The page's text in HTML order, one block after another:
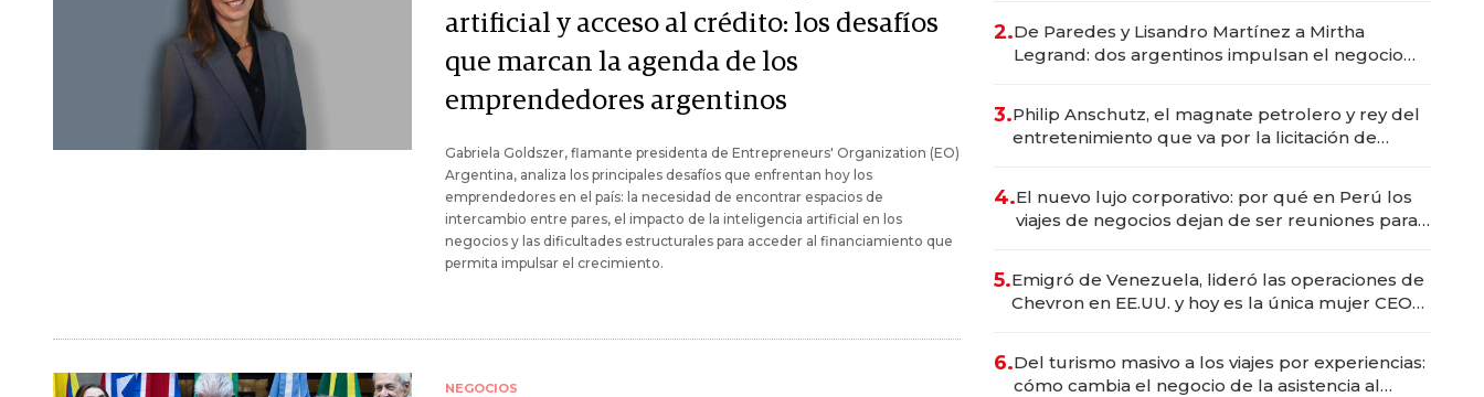
artificial y acceso al crédito: los desafíos
que marcan la agenda de los
emprendedores argentinos
Gabriela Goldszer, flamante presidenta de Entrepreneurs' Organization (EO)
Argentina, analiza los principales desafíos que enfrentan hoy los
emprendedores en el país: la necesidad de encontrar espacios de
intercambio entre pares, el impacto de la inteligencia artificial en los
negocios y las dificultades estructurales para acceder al financiamiento que
permita impulsar el crecimiento.
NEGOCIOS
2.De Paredes y Lisandro Martínez a Mirtha
Legrand: dos argentinos impulsan el negocio
3.Philip Anschutz, el magnate petrolero y rey del
entretenimiento que va por la licitación de
4.El nuevo lujo corporativo: por qué en Perú los
viajes de negocios dejan de ser reuniones para
5.Emigró de Venezuela, lideró las operaciones de
Chevron en EE.UU. y hoy es la única mujer CEO
6.Del turismo masivo a los viajes por experiencias:
cómo cambia el negocio de la asistencia al